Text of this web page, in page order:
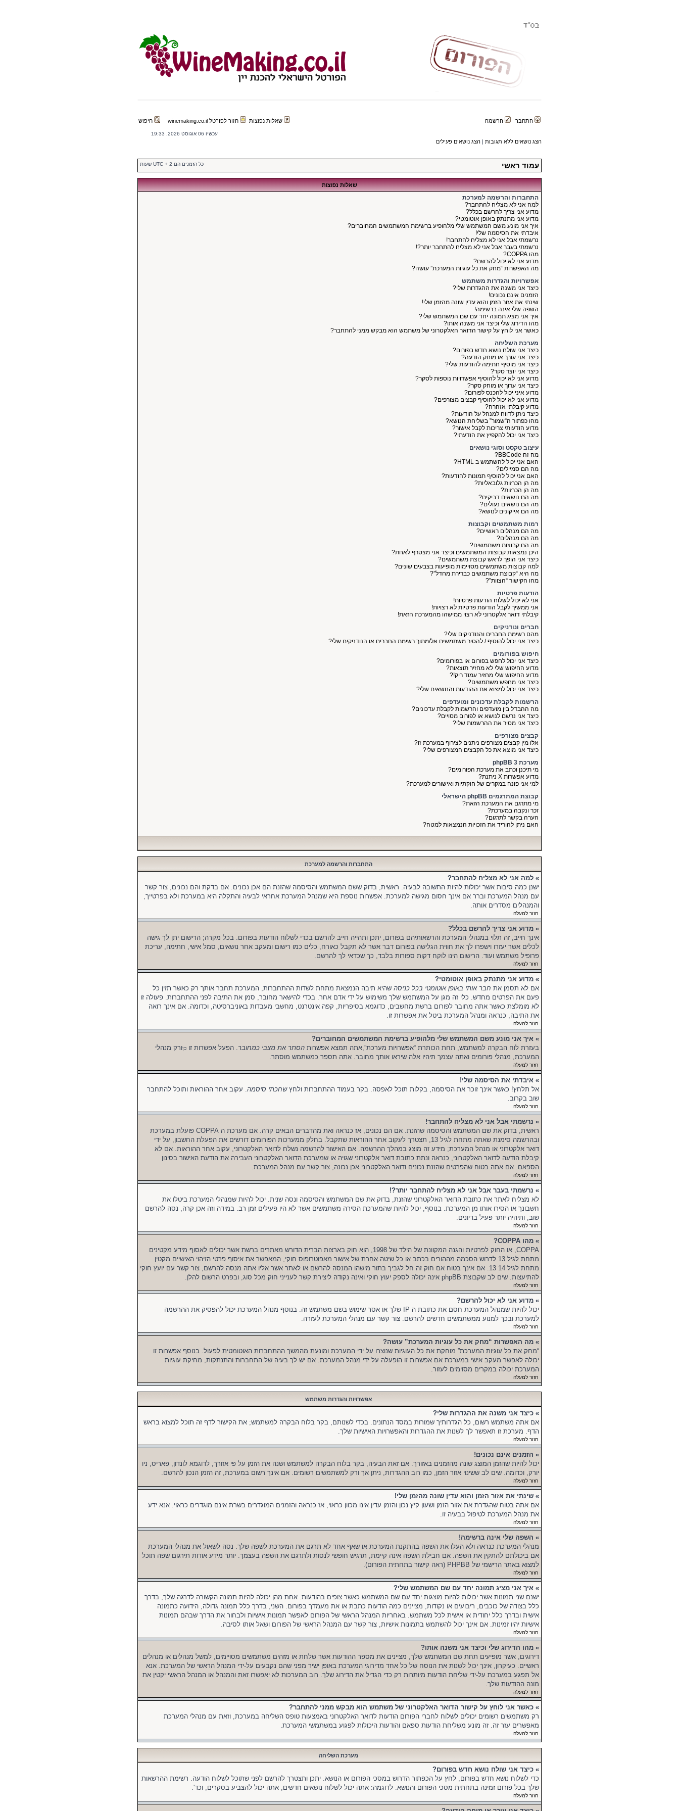
התחבר הרשמה שאלות נפוצות חזור לפורטל winemaking.co.il חיפוש
עכשיו 06 אוגוסט 2026, 19:33
הצג נושאים ללא תגובות | הצג נושאים פעילים
עמוד ראשי כל הזמנים הם UTC + 2 שעות
שאלות נפוצות
התחברות והרשמה למערכת
למה אני לא מצליח להתחבר?
מדוע אני צריך להרשם בכלל?
מדוע אני מתנתק באופן אוטומטי?
איך אני מונע משם המשתמש שלי מלהופיע ברשימת המשתמשים המחוברים?
איבדתי את הסיסמה שלי!
נרשמתי אבל אני לא מצליח להתחבר!
נרשמתי בעבר אבל אני לא מצליח להתחבר יותר?!
מהו COPPA?
מדוע אני לא יכול להרשם?
מה האפשרות “מחק את כל עוגיות המערכת” עושה?
אפשרויות והגדרות משתמש
כיצד אני משנה את ההגדרות שלי?
הזמנים אינם נכונים!
שינתי את אזור הזמן והוא עדין שונה מהזמן שלי!
השפה שלי אינה ברשימה!
איך אני מציג תמונה יחד עם שם המשתמש שלי?
מהו הדירוג שלי וכיצד אני משנה אותו?
כאשר אני לוחץ על קישור הדואר האלקטרוני של משתמש הוא מבקש ממני להתחבר?
מערכת השליחה
כיצד אני שולח נושא חדש בפורום?
כיצד אני עורך או מוחק הודעה?
כיצד אני מוסיף חתימה להודעות שלי?
כיצד אני יוצר סקר?
מדוע אני לא יכול להוסיף אפשרויות נוספות לסקר?
כיצד אני ערוך או מוחק סקר?
מדוע איני יכול להכנס לפורום?
מדוע אני לא יכול להוסיף קבצים מצורפים?
מדוע קיבלתי אזהרה?
כיצד ניתן לדווח למנהל על הודעות?
מהו כפתור ה“שמור” בשליחת הנושא?
מדוע הודעותי צריכות לקבל אישור?
כיצד אני יכול להקפיץ את הודעתי?
עיצוב טקסט וסוגי נושאים
מה זה BBCode?
האם אני יכול להשתמש ב HTML?
מה הם סמיילים?
האם אני יכול להוסיף תמונות להודעות?
מה הן הכרזות גלובאליות?
מה הן הכרזות?
מה הם נושאים דביקים?
מה הם נושאים נעולים?
מה הם אייקונים לנושא?
רמות משתמשים וקבוצות
מה הם מנהלים ראשיים?
מה הם מנהלים?
מה הם קבוצות משתמשים?
היכן נמצאות קבוצות המשתמשים וכיצד אני מצטרף לאחת?
כיצד אני הופך לראש קבוצת משתמשים?
למה קבוצות משתמשים מסויימות מופיעות בצבעים שונים?
מה היא “קבוצת משתמשים כברירת מחדל”?
מהו הקישור “הצוות”?
הודעות פרטיות
אני לא יכול לשלוח הודעות פרטיות!
אני ממשיך לקבל הודעות פרטיות לא רצויות!
קיבלתי דואר אלקטרוני לא רצוי ממישהו מהמערכת הזאת!
חברים ונודניקים
מהם רשימת החברים והנודניקים שלי?
כיצד אני יכול להוסיף / להסיר משתמשים אל/מתוך רשימת החברים או הנודניקים שלי?
חיפוש בפורומים
כיצד אני יכול לחפש בפורום או בפורומים?
מדוע החיפוש שלי לא מחזיר תוצאות?
מדוע החיפוש שלי מחזיר עמוד ריק!?
כיצד אני מחפש משתמשים?
כיצד אני יכול למצוא את ההודעות והנושאים שלי?
הרשמות לקבלת עדכונים ומועדפים
מה ההבדל בין מועדפים והרשמות לקבלת עדכונים?
כיצד אני נרשם לנושא או לפורום מסויים?
כיצד אני מסיר את ההרשמות שלי?
קבצים מצורפים
אלו מין קבצים מצורפים ניתנים לצירוף במערכת זו?
כיצד אני מוצא את כל הקבצים המצורפים שלי?
מערכת phpBB 3
מי תיכנן וכתב את מערכת הפורומים?
מדוע אפשרות X ניתנת?
למי אני פונה במקרים של חוקתיות ואישורים למערכת?
קבוצת המתרגמים phpBB הישראלי
מי מתרגם את המערכת הזאת?
זכר ונקבה במערכת?
הערה בקשר לתרגום?
האם ניתן להוריד את הזכויות הנמצאות למטה?
התחברות והרשמה למערכת
» למה אני לא מצליח להתחבר?
ישנן כמה סיבות אשר יכולות להיות התשובה לבעיה. ראשית, בדוק ששם המשתמש והסיסמה שהזנת הם אכן נכונים. אם בדקת והם נכונים, צור קשר
עם מנהל המערכת וברר אם אינך חסום מגישה למערכת. אפשרות נוספת היא שמנהל המערכת אחראי לבעיה והתקלה היא במערכת ולא בפרטייך,
והמנהלים מסדרים אותה.
חזור למעלה
» מדוע אני צריך להרשם בכלל?
אינך חייב, זה תלוי במנהלי המערכת והרשאותיהם בפורום, יתכן ותהייה חייב להרשם בכדי לשלוח הודעות בפורום. בכל מקרה; הרישום יתן לך גישה
לכלים אשר יעזרו וישפרו לך את חווית הגלישה בפורום דבר אשר לא תקבל כאורח, כלים כמו רישום ומעקב אחר נושאים, סמל אישי, חתימה, עריכת
פרופיל משתמש ועוד. הרישום הינו לוקח דקות ספורות בלבד, כך שכדאי לך להרשם.
חזור למעלה
» מדוע אני מתנתק באופן אוטומטי?
אם לא תסמן את חבר אותי באופן אוטומטי בכל כניסה שהיא תיבה הנמצאת מתחת לשדות ההתחברות, המערכת תחבר אותך רק כאשר תזין כל
פעם את הפרטים מחדש. כלי זה מגן על המשתמש שלך משימוש על ידי אדם אחר. בכדי להישאר מחובר, סמן את התיבה לפני ההתחברות. פעולה זו
לא מומלצת כאשר אתה מחובר לפורום ברשת מחשבים, כדוגמא בסיפריות, קפה אינטרנט, מחשבי מעבדות באוניברסיטה, וכדומה. אם אינך רואה
את התיבה, כנראה ומנהל המערכת ביטל את אפשרות זו.
חזור למעלה
» איך אני מונע משם המשתמש שלי מלהופיע ברשימת המשתמשים המחוברים?
בעזרת לוח הבקרה למשתמש, תחת הכותרת “אפשרויות מערכת”,אתה תמצא אפשרות הסתר את מצבי כמחובר. הפעל אפשרות זו כןורק מנהלי
המערכת, מנהלי פורומים ואתה עצמך תיהיו אלה שיראו אותך מחובר. אתה תספר כמשתמש מוסתר.
חזור למעלה
» איבדתי את הסיסמה שלי!
אל תלחץ! כאשר אינך זוכר את הסיסמה, בקלות תוכל לאפסה. בקר בעמוד ההתחברות ולחץשחכתי סיסמה. עקוב אחר ההוראות ותוכל להתחבר
שוב בקרוב.
חזור למעלה
» נרשמתי אבל אני לא מצליח להתחבר!
ראשית, בדוק את שם המשתמש והסיסמה שהזנת. אם הם נכונים, אז כנראה ואת מהדברים הבאים קרה. אם מערכת ה COPPA פועלת במערכת
ובהרשמה סימנת שאתה מתחת לגיל 13, תצטרך לעקוב אחר ההוראות שתקבל. בחלק ממערכות הפורומים דורשים את הפעלת החשבון, על ידי
דואר אלקטרוני או מנהל המערכת; מידע זה מוצג במהלך ההרשמה. אם האישור להרשמה נשלח לדואר האלקטרוני, עקוב אחר ההוראות. אם לא
קיבלת הודעה לדואר האלקטרוני, כנראה ונתת כתובת דואר אלקטרוני שגויה או שמערכת הדואר האלקטרוני העבירה את הודעת האישור בסינון
הספאם. אם אתה בטוח שהפרטים שהזנת נכונים ודואר האלקטרוני אכן נכונה, צור קשר עם מנהל המערכת.
חזור למעלה
» נרשמתי בעבר אבל אני לא מצליח להתחבר יותר?!
לא מצליח לאתר את כתובת הדואר האלקטרוני שהזנת, בדוק את שם המשתמש והסיסמה ונסה שנית. יכול להיות שמנהלי המערכת ביטלו את
חשבונך או הסירו אותו מן המערכת. בנוסף, יכול להיות שהמערכת הסירה משתמשים אשר לא היו פעילים זמן רב. במידה וזה אכן קרה, נסה להרשם
שוב, ותיהיה יותר פעיל בדיונים.
חזור למעלה
» מהו COPPA?
COPPA, או החוק לפרטיות והגנה המקוונת של הילד של 1998, הוא חוק בארצות הברית הדורש מאתרים ברשת אשר יכולים לאסוף מידע מקטינים
מתחת לגיל 13 לדרוש הסכמה מההורים בכתב או כל שיטה אחרת של אישור מאפוטרופוס חוקי, המאפשר את איסוף פרטי הזיהוי האישיים מקטין
מתחת לגיל 14 13. אם אינך בטוח אם חוק זה חל לגביך בתור מישהו המנסה להרשם או לאתר אשר אליו אתה מנסה להרשם, צור קשר עם יועץ חוקי
להתיעצות. שים לב שקבוצת phpBB אינה יכולה לספק יעוץ חוקי ואינה נקודה ליצירת קשר לענייני חוק מכל סוג, ובפרט הרשום להלן.
חזור למעלה
» מדוע אני לא יכול להרשם?
יכול להיות שמנהל המערכת חסם את כתובת ה IP שלך או אסר שימוש בשם משתמש זה. בנוסף מנהל המערכת יכול להפסיק את ההרשמה
למערכת ובכך למנוע ממשתמשים חדשים להרשם. צור קשר עם מנהלי המערכת לעזרה.
חזור למעלה
» מה האפשרות “מחק את כל עוגיות המערכת” עושה?
“מחק את כל עוגיות המערכת” מוחקת את כל העוגיות שנוצרו על ידי המערכת ומונעת מהמשך ההתחברות האוטומטית לפעול. בנוסף אפשרות זו
יכולה לאפשר מעקב אישי במערכת אם אפשרות זו הופעלה על ידי מנהל המערכת. אם יש לך בעיה של התחברות והתנתקות, מחיקת עוגיות
המערכת יכולה במקרים מסוימים לעזור.
חזור למעלה
אפשרויות והגדרות משתמש
» כיצד אני משנה את ההגדרות שלי?
אם אתה משתמש רשום, כל הגדרותיך שמורות במסד הנתונים. בכדי לשנותם, בקר בלוח הבקרה למשתמש; את הקישור לדף זה תוכל למצוא בראש
הדף. מערכת זו תאפשר לך לשנות את ההגדרות והאפשרויות האישיות שלך.
חזור למעלה
» הזמנים אינם נכונים!
יכול להיות שהזמן המוצג שונה מהזמנים באזורך. אם זאת הבעיה, בקר בלוח הבקרה למשתמש ושנה את הזמן על פי אזורך, לדוגמא לונדון, פאריס, ניו
יורק, וכדומה. שים לב ששינוי אזור הזמן, כמו רוב ההגדרות, ניתן אך ורק למשתמשים רשומים. אם אינך רשום במערכת, זה הזמן הנכון להרשם.
חזור למעלה
» שינתי את אזור הזמן והוא עדין שונה מהזמן שלי!
אם אתה בטוח שהגדרת את אזור הזמן ושעון קיץ נכון והזמן עדין אינו מכוון כראוי, אז כנראה והזמנים המוגדרים בשרת אינם מוגדרים כראוי. אנא ידע
את מנהל המערכת לטיפול בבעיה זו.
חזור למעלה
» השפה שלי אינה ברשימה!
מנהלי המערכת כנראה ולא העלו את השפה בהתקנת המערכת או שאף אחד לא תרגם את המערכת לשפה שלך. נסה לשאול את מנהלי המערכת
אם ביכולתם להתקין את השפה. אם חבילת השפה אינה קיימת, תרגיש חופשי לנסות ולתרגם את השפה בעצמך. יותר מידע אודות תירגום שפה תוכל
למצוא באתר הרישמי של PHPBB (ראה קישור בתחתית הפורום).
חזור למעלה
» איך אני מציג תמונה יחד עם שם המשתמש שלי?
ישנם שני תמונות אשר יכולות להיות מוצגות יחד עם שם המשתמש כאשר צופים בהודעות. אחת מהן יכולה להיות תמונה הקשורה לדרגה שלך, בדרך
כלל בצודה של כוכבים, ריבועים או נקודות, מציינים כמה הודעות כתבת או את מעמדך בפורום. השני, בדרך כלל תמונה גדולה, הידועה כתמונה
אישית ובדרך כלל יחודית או אישית לכל משתמש. באחריות המנהל הראשי של הפורום לאפשר תמונות אישיות ולבחור את הדרך שבהם תמונות
אישיות יהיו זמינות. אם אינך יכול להשתמש בתמונות אישיות, צור קשר עם המנהל הראשי של הפורום ושאל אותו לסיבה.
חזור למעלה
» מהו הדירוג שלי וכיצד אני משנה אותו?
דירוגים, אשר מופיעים תחת שם המשתמש שלך, מציינים את מספר ההודעות אשר שלחת או מזהים משתמשים מסויימים, למשל מנהלים או מנהלים
ראשיים. כעיקרון, אינך יכול לשנות את הנוסח של כל אחד מדירוגי המערכת באופן ישיר מפני שהם נקבעים על-ידי המנהל הראשי של המערכת. אנא
אל תפגע במערכת על-ידי שליחת הודעות מיותרות רק כדי הגדיל את הדירוג שלך. רוב המערכות לא יאפשרו זאת והמנהל או המנהל הראשי יקטין את
מונה ההודעות שלך.
חזור למעלה
» כאשר אני לוחץ על קישור הדואר האלקטרוני של משתמש הוא מבקש ממני להתחבר?
רק משתמשים רשומים יכולים לשלוח לחברי הפורום הודעות לדואר האלקטרוני באמצעות טופס השליחה במערכת, וזאת עם מנהלי המערכת
מאפשרים עזר זה. זה מונע משליחת הודעות ספאם והודעות היכולות לפגוע במשתמשי המערכת.
חזור למעלה
מערכת השליחה
» כיצד אני שולח נושא חדש בפורום?
כדי לשלוח נושא חדש בפורום, לחץ על הכפתור הדרוש במסכי הפורום או הנושא. יתכן ותצטרך להרשם לפני שתוכל לשלוח הודעה. רשימת ההרשאות
שלך בכל פורום זמינה בתחתית מסכי הפורום והנושא. לדוגמה: אתה יכול לשלוח נושאים חדשים, אתה יכול להצביע בסקרים, וכד'.
חזור למעלה